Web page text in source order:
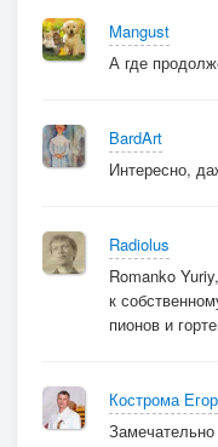
волна за
волна за волной..
мне страшно
волна за волной
вдруг адом
Mangust
А где
BardArt
Интересно,
Radiolus
Romanko
к
пионов и
Кострома Егор
Замечательно